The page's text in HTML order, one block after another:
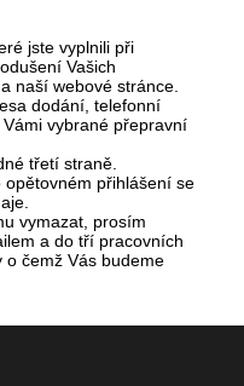
jste vyplnili při
Vašich
naší webové stránce.
dodání, telefonní
vybrané přepravní
třetí straně.
přihlášení se
vymazat, prosím
a do tří pracovních
o čemž Vás budeme